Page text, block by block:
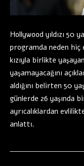
Hollywood yıldızı 50
programda neden hiç
kızıyla birlikte
yaşamayacağını
aldığını belirten 50
günlerde 26 yaşında
ayrıcalıklardan
anlattı.